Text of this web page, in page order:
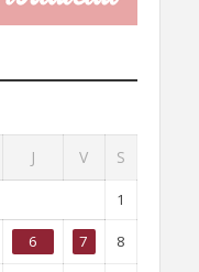
J V S
1
6 7 8